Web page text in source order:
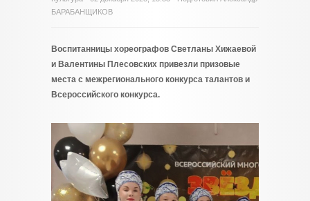
БАРАБАНЩИКОВ
Воспитанницы хореографов Светланы Хижаевой
и Валентины Плесовских привезли призовые
места с межрегионального конкурса талантов и
Всероссийского конкурса.